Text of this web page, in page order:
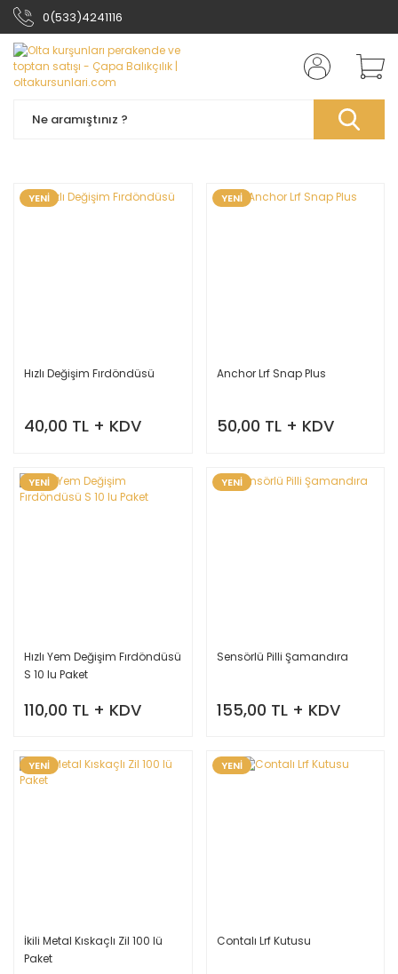
0(533)4241116
YENİ
Hızlı Değişim Fırdöndüsü
40,00 TL + KDV
YENİ
Anchor Lrf Snap Plus
50,00 TL + KDV
YENİ
Hızlı Yem Değişim Fırdöndüsü
S 10 lu Paket
110,00 TL + KDV
YENİ
Sensörlü Pilli Şamandıra
155,00 TL + KDV
YENİ
İkili Metal Kıskaçlı Zil 100 lü
Paket
YENİ
Contalı Lrf Kutusu